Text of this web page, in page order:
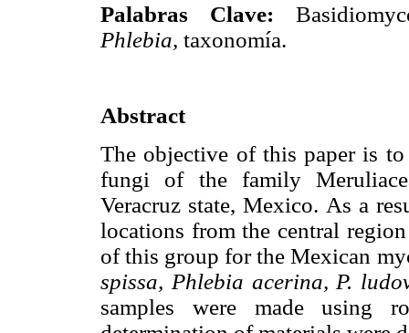
Palabras Clave:
Phlebia, taxonomía.
Abstract
The objective of this paper is to
fungi of the family
Veracruz state, Mexico. As a
locations from the central
of this group for the Mexican
spissa, Phlebia acerina, P.
samples were made using